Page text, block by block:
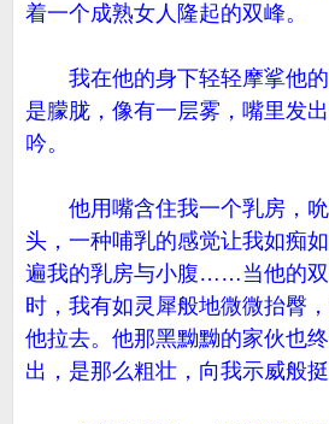
着一个成熟女人隆起的双峰。
我在他的身下轻轻摩挲他的
是朦胧，像有一层雾，嘴里发
吟。
他用嘴含住我一个乳房，吮
头，一种哺乳的感觉让我如痴
遍我的乳房与小腹……当他的
时，我有如灵犀般地微微抬臀
他拉去。他那黑黝黝的家伙也
出，是那么粗壮，向我示威般挺